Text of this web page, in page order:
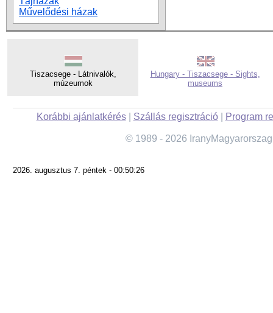
Művelődési házak
Tiszacsege - Látnivalók,
múzeumok
Hungary - Tiszacsege - Sights,
museums
Korábbi ajánlatkérés| Szállás regisztráció| Program
© 1989 - 2026
2026. augusztus 7. péntek - 00:50:26